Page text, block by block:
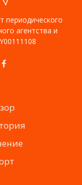
периодического
агентства и
Facebook